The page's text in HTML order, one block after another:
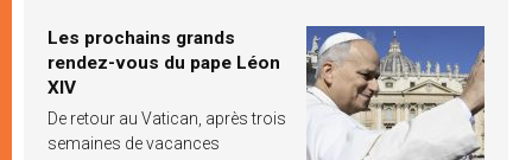
Les prochains grands
rendez-vous du pape Léon
XIV
De retour au Vatican, après trois
semaines de vacances